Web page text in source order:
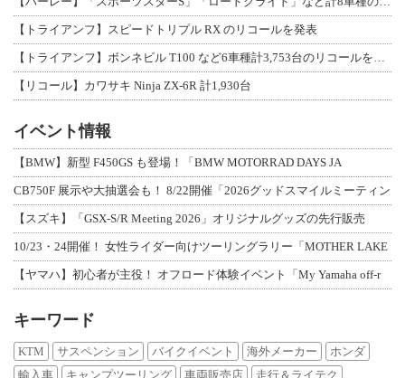
【トライアンフ】スピードトリプル RX のリコールを発表
【リコール】カワサキ Ninja ZX-6R 計1,930台
イベント情報
【BMW】新型 F450GS も登場！「BMW MOTORRAD DAYS JA
CB750F 展示や大抽選会も！ 8/22開催「2026グッドスマイルミーティン
【スズキ】「GSX-S/R Meeting 2026」オリジナルグッズの先行販売
10/23・24開催！ 女性ライダー向けツーリングラリー「MOTHER LAKE
【ヤマハ】初心者が主役！ オフロード体験イベント「My Yamaha off-r
キーワード
KTM サスペンション バイクイベント 海外メーカー
ホンダ
輸入車
キャンプツーリング 車両販売店
走行＆ライテク